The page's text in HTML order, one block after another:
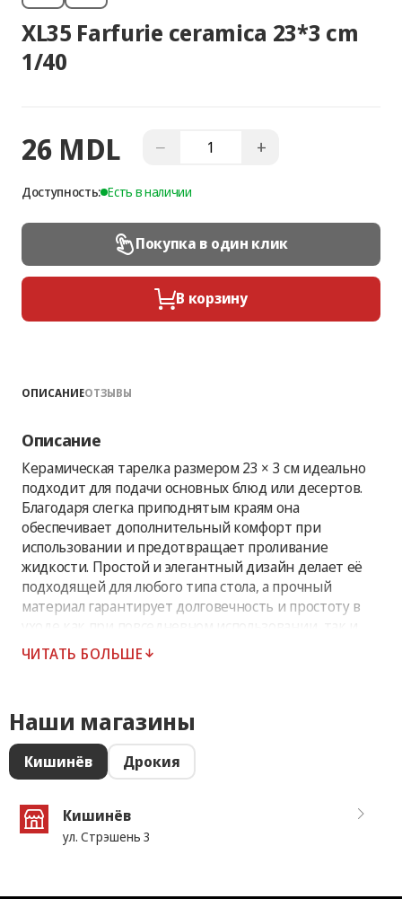
XL35 Farfurie ceramica 23*3 cm
1/40
26 MDL − +
Доступность: Есть в наличии
Покупка в один клик
В корзину
ОПИСАНИЕОТЗЫВЫ
Описание
Керамическая тарелка размером 23 × 3 см идеально
подходит для подачи основных блюд или десертов.
Благодаря слегка приподнятым краям она
обеспечивает дополнительный комфорт при
использовании и предотвращает проливание
жидкости. Простой и элегантный дизайн делает её
подходящей для любого типа стола, а прочный
материал гарантирует долговечность и простоту в
при особых случаях. Количество в коробке: 40 шт.
ЧИТАТЬ БОЛЬШЕ
Наши магазины
Кишинёв Дрокия
Кишинёв
ул. Стрэшень 3